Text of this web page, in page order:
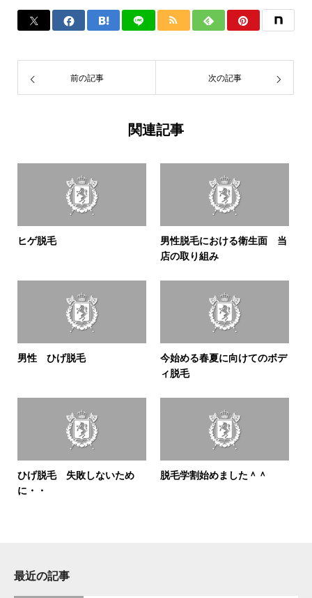
前の記事 次の記事
関連記事
ヒゲ脱毛
男性脱毛における衛生面 当
店の取り組み
男性 ひげ脱毛
今始める春夏に向けてのボデ
ィ脱毛
ひげ脱毛 失敗しないため
に・・
脱毛学割始めました＾＾
最近の記事